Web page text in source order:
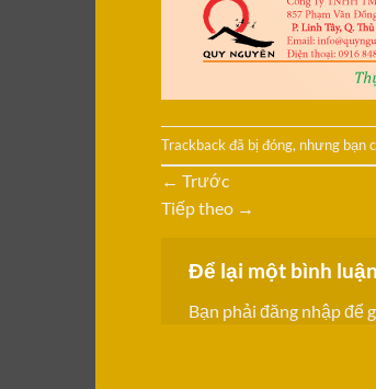
Trackback đã bị đóng, nhưng bạn
← Trước
Tiếp theo →
Để lại một bình luận
Bạn phải đăng nhậpđể